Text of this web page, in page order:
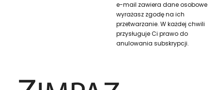
e-mail zawiera dane osobowe
wyrażasz zgodę na ich
przetwarzanie. W każdej chwili
przysługuje Ci prawo do
anulowania subskrypcji.